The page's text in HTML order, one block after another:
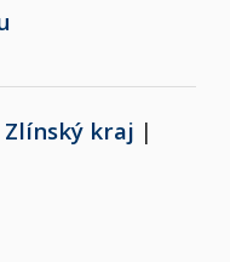
Zlínský kraj |